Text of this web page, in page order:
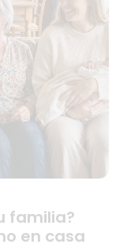
familia?
en casa